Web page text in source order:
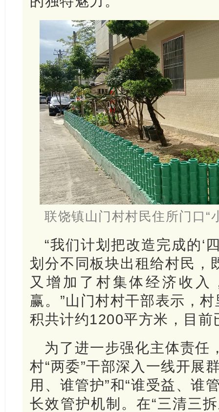
联饶镇山门村村民住所门口“
“我们计划把改造完成的‘
划分不同板块出租给村民，
又增加了村集体经济收入
赢。”山门村村干部表示，
积共计约1200平方米，目前
为了进一步强化主体责任
村“两委”干部深入一线开展
用、谁管护”和“谁受益、谁
长效管护机制。在“三清三